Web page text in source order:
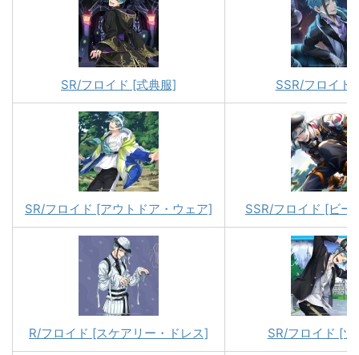
SR/フロイド [式典服] SSR/フロイド
SR/フロイド [アウトドア・ウェア] SSR/フロイド [ビー
R/フロイド [スケアリー・ドレス] SR/フロイド [ツ